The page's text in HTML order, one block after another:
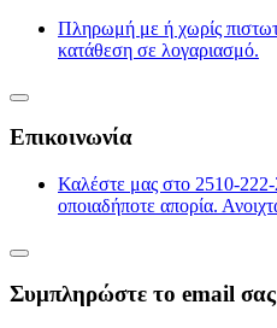
Πληρωμή με ή χωρίς
κατάθεση σε λογαριασμό.
Επικοινωνία
Καλέστε μας στο 2510-222-
οποιαδήποτε απορία.
Συμπληρώστε το email σας